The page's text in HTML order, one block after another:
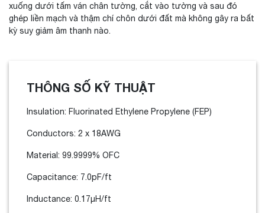
xuống dưới tấm ván chân tường, cắt vào tường và sau đó
ghép liền mạch và thậm chí chôn dưới đất mà không gây ra bất
kỳ suy giảm âm thanh nào.
THÔNG SỐ KỸ THUẬT
Insulation: Fluorinated Ethylene Propylene (FEP)
Conductors: 2 x 18AWG
Material: 99.9999% OFC
Capacitance: 7.0pF/ft
Inductance: 0.17μH/ft